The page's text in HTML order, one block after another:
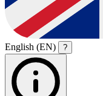
English (EN) ?